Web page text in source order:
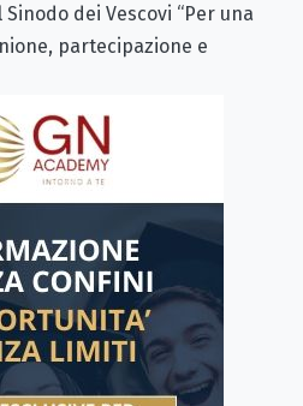
dei Vescovi “Per una
partecipazione e